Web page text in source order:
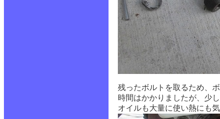
残ったボルトを取るため、
時間はかかりましたが、少
オイルも大量に使い熱にも